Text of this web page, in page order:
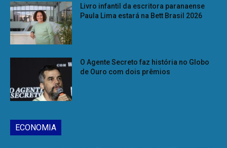
Livro infantil da escritora paranaense
Paula Lima estará na Bett Brasil 2026
O Agente Secreto faz história no Globo
de Ouro com dois prêmios
ECONOMIA